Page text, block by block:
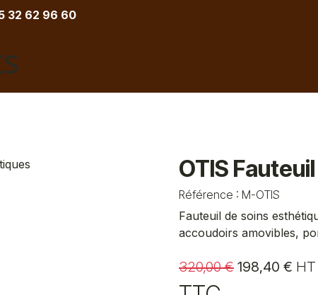
32 62 96 60
OTIS
Référence : M-OTIS
Fauteuil de soins
accoudoirs amovibles,
320,00€ 198,40 € HT